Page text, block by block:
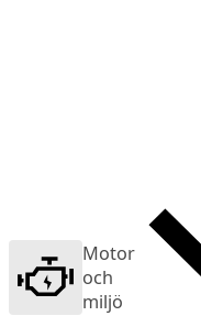
Motor
och
miljö